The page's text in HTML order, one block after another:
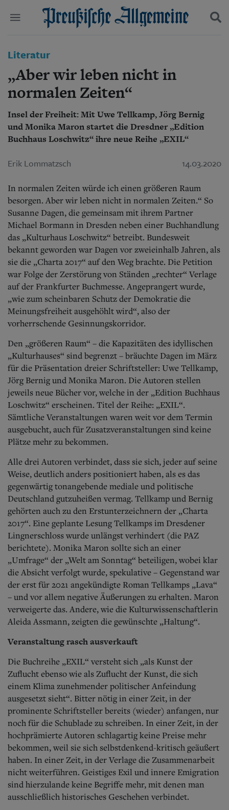
Start
Wer wir sind
Aktuelle Ausgabe
Abonnenten-Login
Abonnent werden
Abo Prämien
Archiv
Mediadaten
Wirtschaft
Panorama
Gesellschaft
Leben
Geschichte
Ostpreußen
Pommern
Bücher
Kontakt
Impressum
Datenschutz
Suchen und finden
Literatur
„Aber wir leben nicht in
normalen Zeiten“
Insel der Freiheit: Mit Uwe Tellkamp, Jörg Bernig
und Monika Maron startet die Dresdner „Edition
Buchhaus Loschwitz“ ihre neue Reihe „EXIL“
Erik Lommatzsch 14.03.2020
In normalen Zeiten würde ich einen größeren Raum
besorgen. Aber wir leben nicht in normalen Zeiten.“ So
Susanne Dagen, die gemeinsam mit ihrem Partner
Michael Bormann in Dresden neben einer Buchhandlung
das „Kulturhaus Loschwitz“ betreibt. Bundesweit
bekannt geworden war Dagen vor zweieinhalb Jahren, als
sie die „Charta 2017“ auf den Weg brachte. Die Petition
war Folge der Zerstörung von Ständen „rechter“ Verlage
auf der Frankfurter Buchmesse. Angeprangert wurde,
„wie zum scheinbaren Schutz der Demokratie die
Meinungsfreiheit ausgehöhlt wird“, also der
vorherrschende Gesinnungskorridor.
Den „größeren Raum“ – die Kapazitäten des idyllischen
„Kulturhauses“ sind begrenzt – bräuchte Dagen im März
für die Präsentation dreier Schriftsteller: Uwe Tellkamp,
Jörg Bernig und Monika Maron. Die Autoren stellen
jeweils neue Bücher vor, welche in der „Edition Buchhaus
Loschwitz“ erscheinen. Titel der Reihe: „EXIL“.
Sämtliche Veranstaltungen waren weit vor dem Termin
ausgebucht, auch für Zusatzveranstaltungen sind keine
Plätze mehr zu bekommen.
Alle drei Autoren verbindet, dass sie sich, jeder auf seine
Weise, deutlich anders positioniert haben, als es das
gegenwärtig tonangebende mediale und politische
Deutschland gutzuheißen vermag. Tellkamp und Bernig
gehörten auch zu den Erstunterzeichnern der „Charta
2017“. Eine geplante Lesung Tellkamps im Dresdener
Lingnerschloss wurde unlängst verhindert (die PAZ
berichtete). Monika Maron sollte sich an einer
„Umfrage“ der „Welt am Sonntag“ beteiligen, wobei klar
die Absicht verfolgt wurde, spekulative – Gegenstand war
der erst für 2021 angekündigte Roman Tellkamps „Lava“
– und vor allem negative Äußerungen zu erhalten. Maron
verweigerte das. Andere, wie die Kulturwissenschaftlerin
Aleida Assmann, zeigten die gewünschte „Haltung“.
Veranstaltung rasch ausverkauft
Die Buchreihe „EXIL“ versteht sich „als Kunst der
Zuflucht ebenso wie als Zuflucht der Kunst, die sich
einem Klima zunehmender politischer Anfeindung
ausgesetzt sieht“. Bitter nötig in einer Zeit, in der
prominente Schriftsteller bereits (wieder) anfangen, nur
noch für die Schublade zu schreiben. In einer Zeit, in der
hochprämierte Autoren schlagartig keine Preise mehr
bekommen, weil sie sich selbstdenkend-kritisch geäußert
haben. In einer Zeit, in der Verlage die Zusammenarbeit
nicht weiterführen. Geistiges Exil und innere Emigration
sind hierzulande keine Begriffe mehr, mit denen man
ausschließlich historisches Geschehen verbindet.